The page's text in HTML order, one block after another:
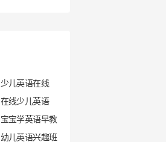
少儿英语在线
在线少儿英语
宝宝学英语早教
幼儿英语兴趣班